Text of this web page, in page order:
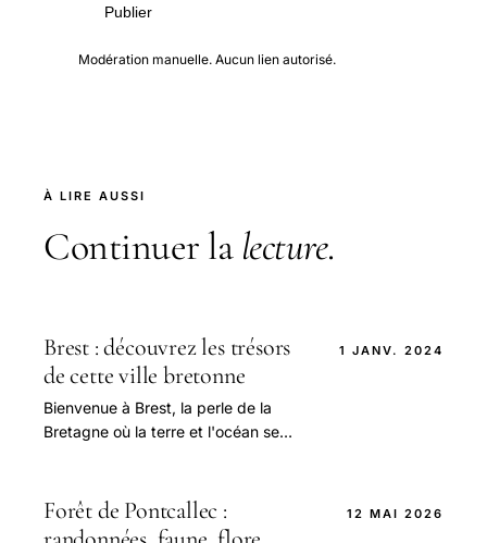
Publier
Modération manuelle. Aucun lien autorisé.
À LIRE AUSSI
Continuer la lecture.
Brest : découvrez les trésors
de cette ville bretonne
Bienvenue à Brest, la perle de la
Bretagne où la terre et l'océan se
1 JANV. 2024
Forêt de Pontcallec :
12 MAI 2026